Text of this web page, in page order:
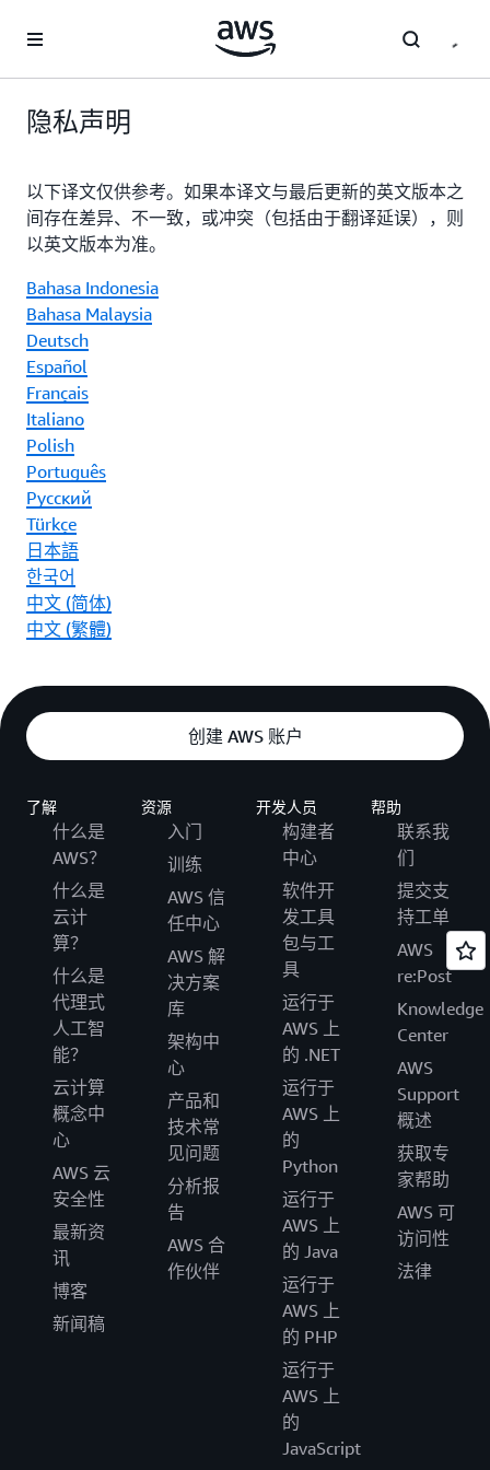
隐私声明
以下译文仅供参考。如果本译文与最后更新的英文版本之
间存在差异、不一致，或冲突（包括由于翻译延误），则
以英文版本为准。
Bahasa Indonesia
Bahasa Malaysia
Deutsch
Español
Français
Italiano
Polish
Português
Ρусский
Türkçe
日本語
한국어
中文 (简体)
中文 (繁體)
创建 AWS 账户
了解
什么是
AWS？
什么是
云计
算？
什么是
代理式
人工智
能？
云计算
概念中
心
AWS 云
安全性
最新资
讯
博客
新闻稿
资源
入门
训练
AWS 信
任中心
AWS 解
决方案
库
架构中
心
产品和
技术常
见问题
分析报
告
AWS 合
作伙伴
开发人员
构建者
中心
软件开
发工具
包与工
具
运行于
AWS 上
的 .NET
运行于
AWS 上
的
Python
运行于
AWS 上
的 Java
运行于
AWS 上
的 PHP
运行于
AWS 上
的
JavaScript
帮助
联系我
们
提交支
持工单
AWS
re:Post
Knowledge
Center
AWS
Support
概述
获取专
家帮助
AWS 可
访问性
法律